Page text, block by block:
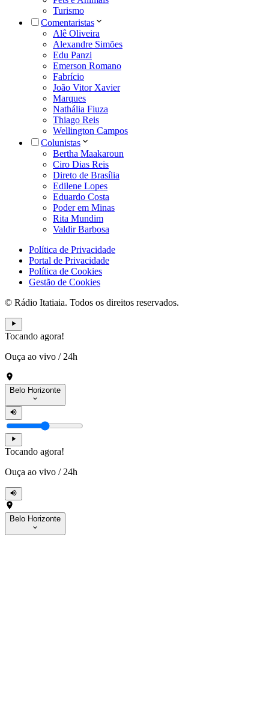
Turismo
Comentaristas
Alê Oliveira
Alexandre Simões
Edu Panzi
Emerson Romano
Fabrício
João Vitor Xavier
Marques
Nathália Fiuza
Thiago Reis
Wellington Campos
Colunistas
Bertha Maakaroun
Ciro Dias Reis
Direto de Brasília
Edilene Lopes
Eduardo Costa
Poder em Minas
Rita Mundim
Valdir Barbosa
Política de Privacidade
Portal de Privacidade
Política de Cookies
Gestão de Cookies
© Rádio Itatiaia. Todos os direitos reservados.
Tocando agora!
Ouça ao vivo / 24h
Belo Horizonte
Tocando agora!
Ouça ao vivo / 24h
Belo Horizonte